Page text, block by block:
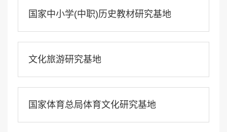
国家中小学(中职)历史教材研究基地
文化旅游研究基地
国家体育总局体育文化研究基地